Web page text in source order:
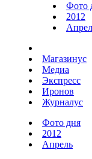
Фото
2012
Магазинус
Медиа
Экспресс
Иронов
Журналус
Фото дня
2012
Апрель